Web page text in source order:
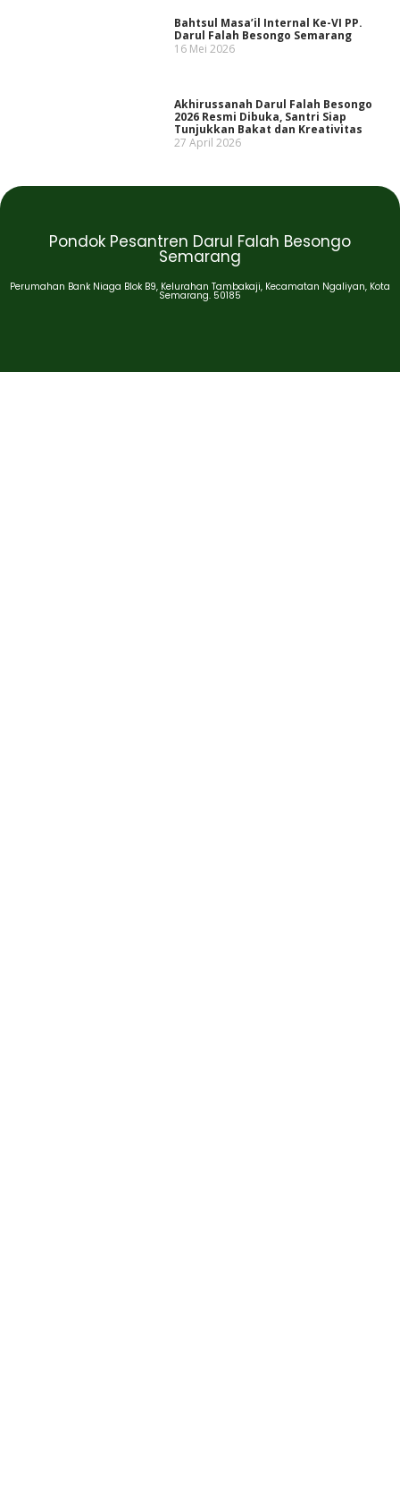
Bahtsul Masa’il Internal Ke-VI PP.
Darul Falah Besongo Semarang
16 Mei 2026
Akhirussanah Darul Falah Besongo
2026 Resmi Dibuka, Santri Siap
Tunjukkan Bakat dan Kreativitas
27 April 2026
Pondok Pesantren Darul Falah Besongo
Semarang
Perumahan Bank Niaga Blok B9, Kelurahan Tambakaji, Kecamatan Ngaliyan, Kota
Semarang. 50185